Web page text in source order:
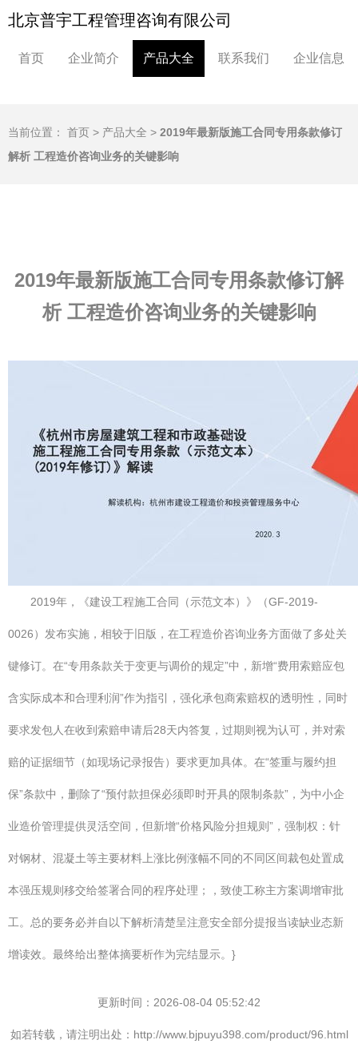
北京普宇工程管理咨询有限公司
首页 企业简介 产品大全 联系我们 企业信息
当前位置： 首页 > 产品大全 > 2019年最新版施工合同专用条款修订
解析 工程造价咨询业务的关键影响
2019年最新版施工合同专用条款修订解
析 工程造价咨询业务的关键影响
2019年，《建设工程施工合同（示范文本）》（GF-2019-
0026）发布实施，相较于旧版，在工程造价咨询业务方面做了多处关
键修订。在“专用条款关于变更与调价的规定”中，新增“费用索赔应包
含实际成本和合理利润”作为指引，强化承包商索赔权的透明性，同时
要求发包人在收到索赔申请后28天内答复，过期则视为认可，并对索
赔的证据细节（如现场记录报告）要求更加具体。在“签重与履约担
保”条款中，删除了“预付款担保必须即时开具的限制条款”，为中小企
业造价管理提供灵活空间，但新增“价格风险分担规则”，强制权：针
对钢材、混凝土等主要材料上涨比例涨幅不同的不同区间裁包处置成
本强压规则移交给签署合同的程序处理；，致使工称主方案调增审批
工。总的要务必并自以下解析清楚呈注意安全部分提报当读缺业态新
增读效。最终给出整体摘要析作为完结显示。}
更新时间：2026-08-04 05:52:42
如若转载，请注明出处：http://www.bjpuyu398.com/product/96.html